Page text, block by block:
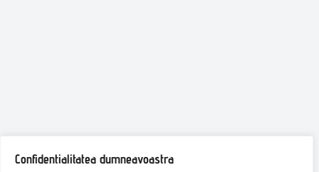
Confidentialitatea dumneavoastra